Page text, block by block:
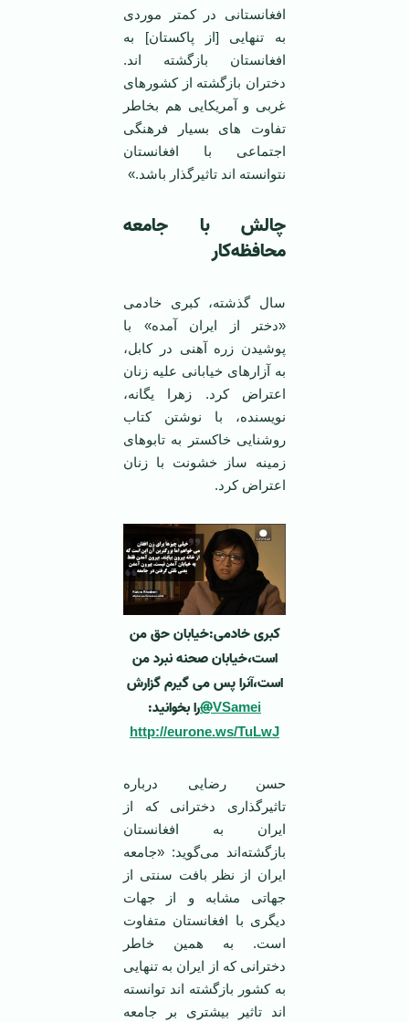
افغانستانی در کمتر موردی
به تنهایی [از پاکستان] به
افغانستان بازگشته اند.
دختران بازگشته از کشورهای
غربی و آمریکایی هم بخاطر
تفاوت های بسیار فرهنگی
اجتماعی با افغانستان
نتوانسته اند تاثیرگذار باشد.»
چالش با جامعه
محافظه‌کار
سال گذشته، کبری خادمی
«دختر از ایران آمده» با
پوشیدن زره آهنی در کابل،
به آزارهای خیابانی علیه زنان
اعتراض کرد. زهرا یگانه،
نویسنده، با نوشتن کتاب
روشنایی خاکستر به تابوهای
زمینه ساز خشونت با زنان
اعتراض کرد.
کبری خادمی:خیابان حق من
است،خیابان صحنه نبرد من
است،آنرا پس می گیرم گزارش
@VSamei را بخوانید:
http://eurone.ws/TuLwJ
حسن رضایی درباره
تاثیرگذاری دخترانی که از
ایران به افغانستان
بازگشته‌اند می‌گوید: «جامعه
ایران از نظر بافت سنتی از
جهاتی مشابه و از جهات
دیگری با افغانستان متفاوت
است. به همین خاطر
دخترانی که از ایران به تنهایی
به کشور بازگشته اند توانسته
اند تاثیر بیشتری بر جامعه